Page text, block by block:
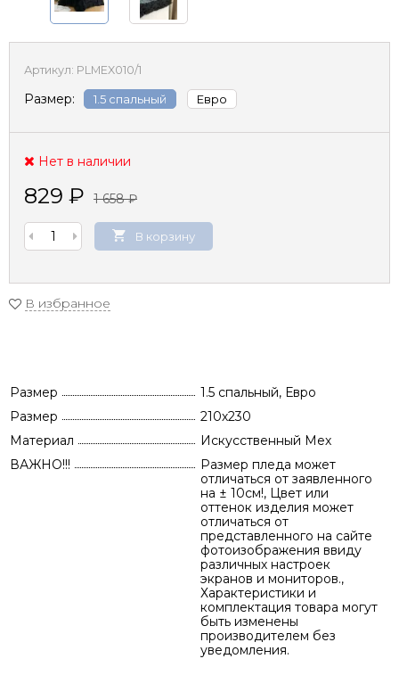
Артикул: PLMEX010/1
Размер: 1.5 спальный Евро
Нет в наличии
829 ₽ 1 658₽
В корзину
В избранное
Размер
1.5 спальный, Евро
Размер
210х230
Материал
Искусственный Мех
ВАЖНО!!!
Размер пледа может
отличаться от заявленного
на ± 10см!, Цвет или
оттенок изделия может
отличаться от
представленного на сайте
фотоизображения ввиду
различных настроек
экранов и мониторов.,
Характеристики и
комплектация товара могут
быть изменены
производителем без
уведомления.